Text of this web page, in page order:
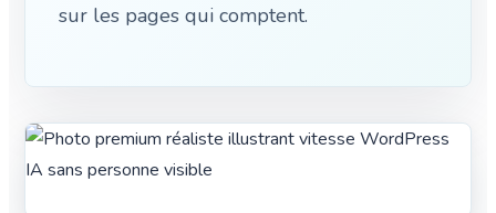
sur les pages qui comptent.